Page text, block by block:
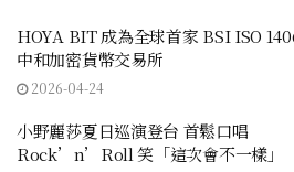
HOYA BIT 成為全球首家 BSI ISO
中和加密貨幣交易所
2026-04-24
小野麗莎夏日巡演登台 首鬆口唱
Rock’n’Roll 笑「這次會不一樣」